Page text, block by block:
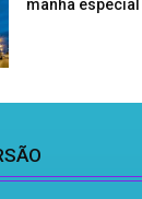
manhã